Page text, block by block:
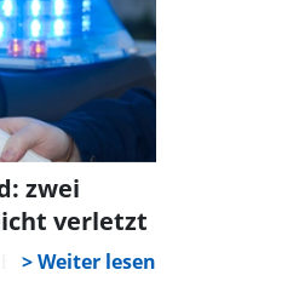
zwei
verletzt
Nenndorf